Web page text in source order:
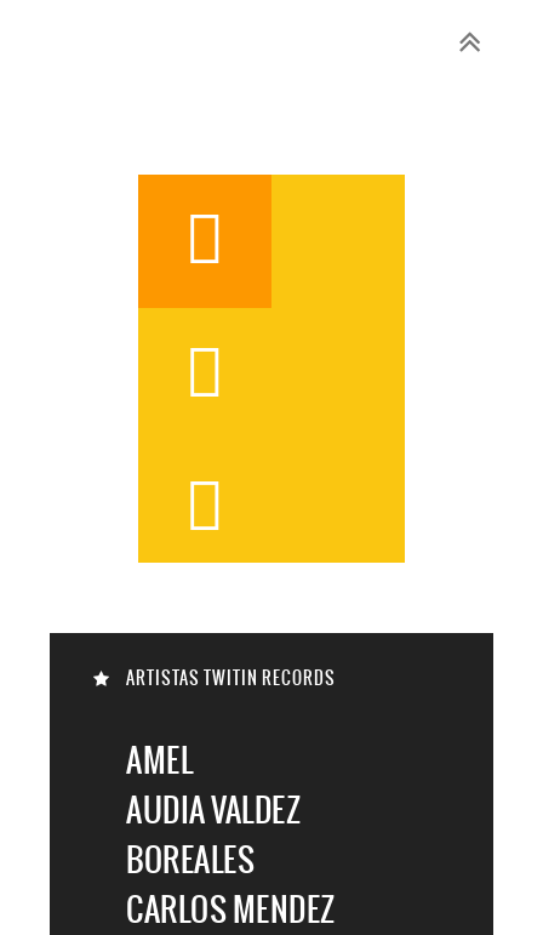





ARTISTAS TWITIN RECORDS
AMEL
AUDIA VALDEZ
BOREALES
CARLOS MENDEZ